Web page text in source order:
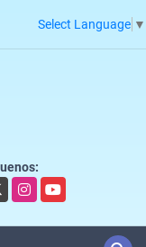
Select Language ▼
InstagramYouTube